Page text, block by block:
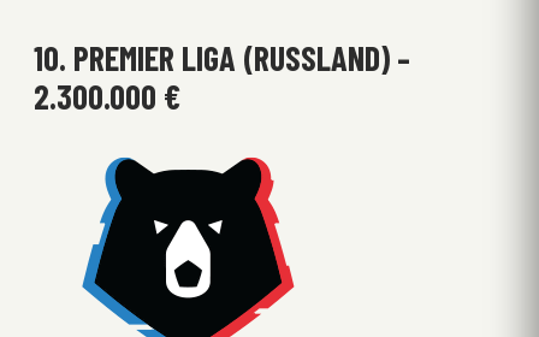
10. PREMIER LIGA (RUSSLAND) –
2.300.000 €